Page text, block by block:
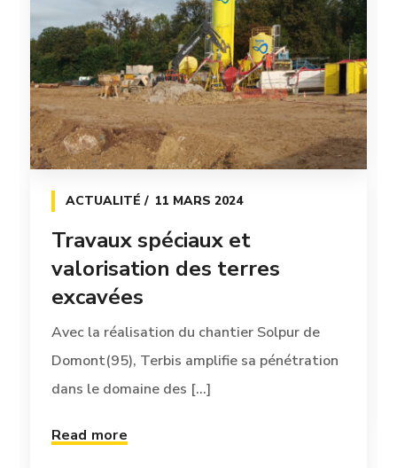
ACTUALITÉ 11 MARS 2024
Travaux spéciaux et
valorisation des terres
excavées
Avec la réalisation du chantier Solpur de
Domont(95), Terbis amplifie sa pénétration
dans le domaine des [...]
Read more